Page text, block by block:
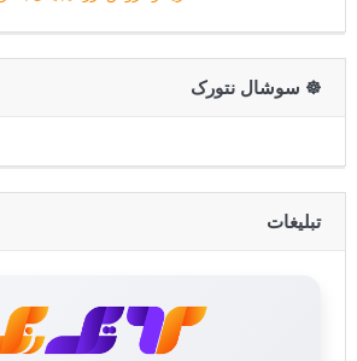
☸️ سوشال نتورک
تبلیغات